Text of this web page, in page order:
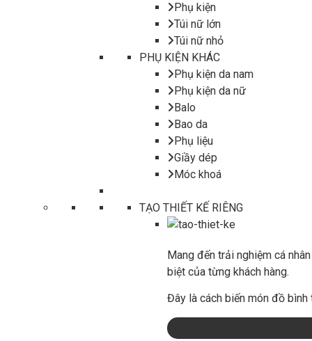
Phụ kiện
Túi nữ lớn
Túi nữ nhỏ
PHỤ KIỆN KHÁC
Phụ kiện da nam
Phụ kiện da nữ
Balo
Bao da
Phụ liệu
Giầy dép
Móc khoá
TẠO THIẾT KẾ RIÊNG
Mang đến trải nghiệm cá
biệt của từng khách hàng.
Đây là cách biến món đồ